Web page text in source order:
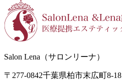
Salon Lena（サロンリーナ）
〒277-0842千葉県柏市末広町8-18